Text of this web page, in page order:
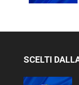
SCELTI